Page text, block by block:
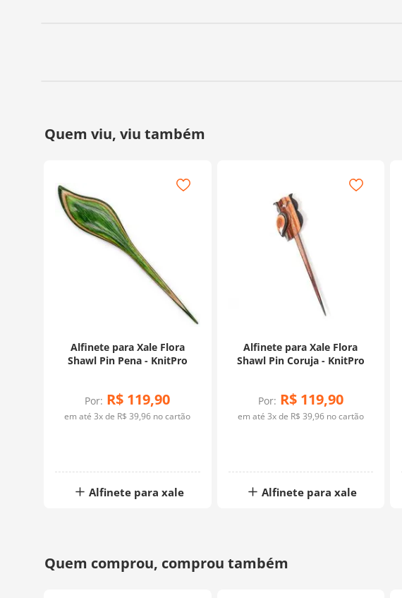
Alfinete para Xale Flora
Shawl Pin Pena - KnitPro
Por: R$ 119,90
em até3x de R$ 39,96 no cartão
Alfinete para xale
Alfinete para Xale Flora
Shawl Pin Coruja - KnitPro
Por: R$ 119,90
em até 3x de R$ 39,96no cartão
Alfinete para xale